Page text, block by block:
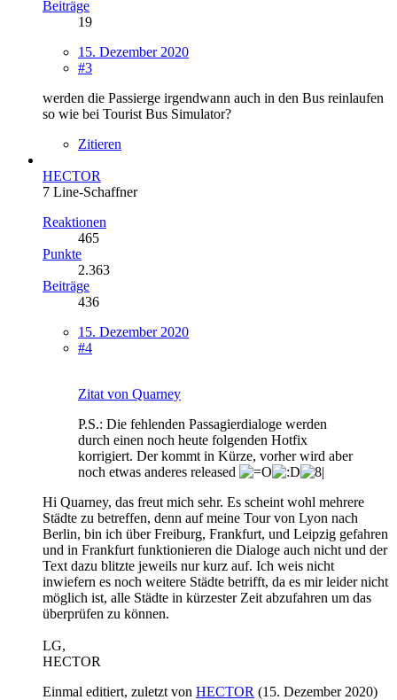
Beiträge
19
15. Dezember 2020
#3
werden die Passierge irgendwann auch in den Bus reinlaufen
so wie bei Tourist Bus Simulator?
Zitieren
HECTOR
7 Line-Schaffner
Reaktionen
465
Punkte
2.363
Beiträge
436
15. Dezember 2020
#4
Zitat von Quarney
P.S.: Die fehlenden Passagierdialoge werden
durch einen noch heute folgenden Hotfix
korrigiert. Der kommt in Kürze, vorher wird aber
noch etwas anderes released
Hi Quarney, das freut mich sehr. Es scheint wohl mehrere
Städte zu betreffen, denn auf meine Tour von Lyon nach
Berlin, bin ich über Freiburg, Frankfurt, und Leipzig gefahren
und in Frankfurt funktionieren die Dialoge auch nicht und der
Text dazu blitzte jeweils nur kurz auf. Ich weis nicht
inwiefern es noch weitere Städte betrifft, da es mir leider nicht
möglich ist, alle Städte in kürzester Zeit abzufahren um das
überprüfen zu können.
LG,
HECTOR
Einmal editiert, zuletzt von HECTOR (15. Dezember 2020)